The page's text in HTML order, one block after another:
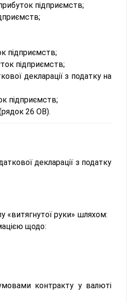
підприємств;
підприємств;
підприємств;
декларації з податку на
підприємств;
26 ОВ).
декларації з податку
«витягнутої руки» шляхом:
щодо:
контракту у валюті